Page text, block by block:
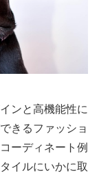
ンと高機能性に
きるファッショ
ーディネート例
イルにいかに取